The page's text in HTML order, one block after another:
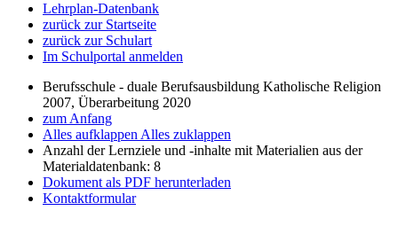
Lehrplan-Datenbank
zurück zur Startseite
zurück zur Schulart
Im Schulportal anmelden
Berufsschule - duale Berufsausbildung Katholische Religion
2007, Überarbeitung 2020
zum Anfang
Alles aufklappen Alles zuklappen
Anzahl der Lernziele und -inhalte mit Materialien aus der
Materialdatenbank: 8
Dokument als PDF herunterladen
Kontaktformular